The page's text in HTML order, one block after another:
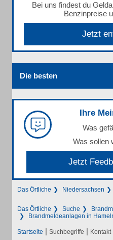
Bei uns findest du
Benzinpreise
Jetzt
Die besten
Ihre
Was
Was sollen
Jetzt
Das Örtliche Niedersachsen
Das Örtliche Suche
Brandmeldeanlagen in
Startseite | Suchbegriffe | Kontakt